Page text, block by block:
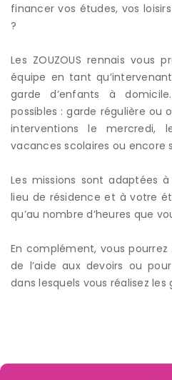
financer vos études, vos
?
Les ZOUZOUS rennais vous
équipe en tant
garde d’enfants à
possibles : garde régulière ou
interventions le mercredi,
vacances scolaires ou encore
Les missions sont adaptées
lieu de résidence et à votre
qu’au nombre d’heures que
En complément, vous
de l’aide aux devoirs ou
dans lesquels vous réalisez les